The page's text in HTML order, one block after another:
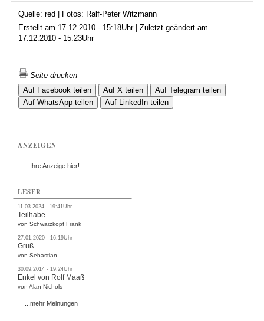
Quelle: red | Fotos: Ralf-Peter Witzmann
Erstellt am 17.12.2010 - 15:18Uhr | Zuletzt geändert am
17.12.2010 - 15:23Uhr
Seite drucken
Auf Facebook teilen
Auf X teilen
Auf Telegram teilen
Auf WhatsApp teilen
Auf LinkedIn teilen
ANZEIGEN
...Ihre Anzeige hier!
LESER
11.03.2024 - 19:41Uhr
Teilhabe
von Schwarzkopf Frank
27.01.2020 - 16:19Uhr
Gruß
von Sebastian
30.09.2014 - 19:24Uhr
Enkel von Rolf Maaß
von Alan Nichols
...mehr Meinungen